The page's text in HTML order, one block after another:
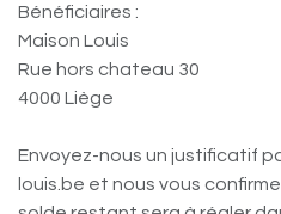
Bénéficiaires :
Maison Louis
Rue hors chateau 30
4000 Liège
Envoyez-nous un justificatif
louis.be et nous vous